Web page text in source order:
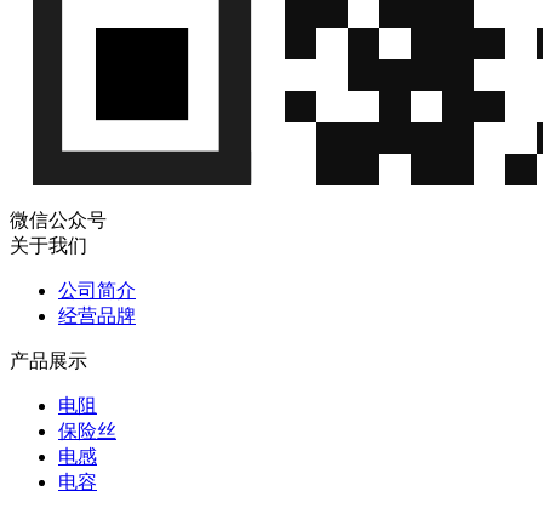
微信公众号
关于我们
公司简介
经营品牌
产品展示
电阻
保险丝
电感
电容